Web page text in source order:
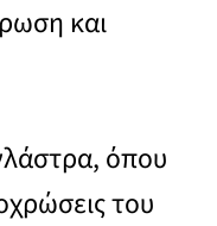
και
όπου
του